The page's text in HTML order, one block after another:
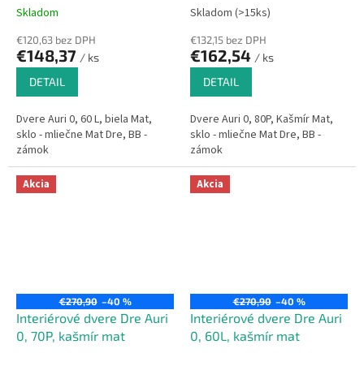
Skladom
€120,63 bez DPH
€148,37 / ks
DETAIL
Dvere Auri 0, 60 L, biela Mat,
sklo - mliečne Mat Dre, BB -
zámok
Skladom (>15ks)
€132,15 bez DPH
€162,54 / ks
DETAIL
Dvere Auri 0, 80P, Kašmír Mat,
sklo - mliečne Mat Dre, BB -
zámok
Akcia
€270,90 –40 %
Interiérové dvere Dre Auri
0, 70P, kašmír mat
Akcia
€270,90 –40 %
Interiérové dvere Dre Auri
0, 60L, kašmír mat